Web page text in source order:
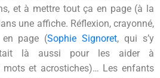
et à mettre tout ça en page (à la
une affiche. Réflexion, crayonné,
en page (Sophie Signoret, qui s’y
là aussi pour les aider à
et acrostiches)… Les enfants